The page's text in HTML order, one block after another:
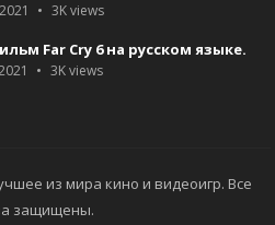
3Kviews
Far Cry 6 на русском языке.
3Kviews
из мира кино и видеоигр. Все
защищены.